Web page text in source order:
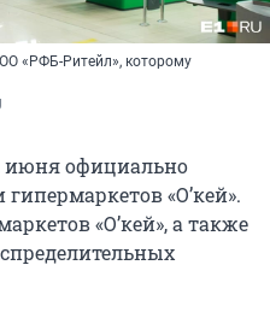
«РФБ-Ритейл», которому
июня официально
«О’кей».
«О’кей», а также